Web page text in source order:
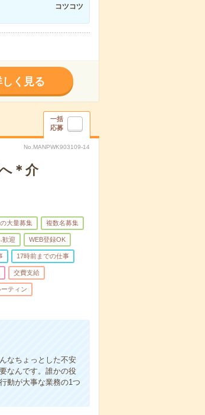
コツコツ
しく見る
一括
応募
No.MANPWK903109-14
＊介
大量募集 複数名募集
歓迎 WEB登録OK
17時前までの仕事
交費支給
ーティン
なちょっとした不安
なんです。誰かの役
動が大事な業務の1つ